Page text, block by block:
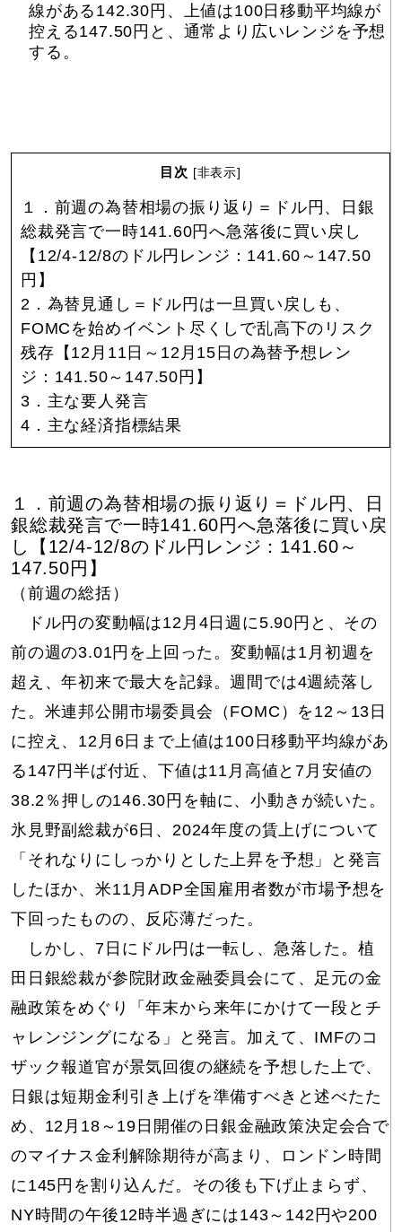
線がある142.30円、上値は100日移動平均線が
控える147.50円と、通常より広いレンジを予想
する。
目次 [非表示]
１．前週の為替相場の振り返り＝ドル円、日銀
総裁発言で一時141.60円へ急落後に買い戻し
【12/4-12/8のドル円レンジ：141.60～147.50
円】
2．為替見通し＝ドル円は一旦買い戻しも、
FOMCを始めイベント尽くしで乱高下のリスク
残存【12月11日～12月15日の為替予想レン
ジ：141.50～147.50円】
3．主な要人発言
4．主な経済指標結果
１．前週の為替相場の振り返り＝ドル円、日
銀総裁発言で一時141.60円へ急落後に買い戻
し【12/4-12/8のドル円レンジ：141.60～
147.50円】
（前週の総括）
ドル円の変動幅は12月4日週に5.90円と、その
前の週の3.01円を上回った。変動幅は1月初週を
超え、年初来で最大を記録。週間では4週続落し
た。米連邦公開市場委員会（FOMC）を12～13日
に控え、12月6日まで上値は100日移動平均線があ
る147円半ば付近、下値は11月高値と7月安値の
38.2％押しの146.30円を軸に、小動きが続いた。
氷見野副総裁が6日、2024年度の賃上げについて
「それなりにしっかりとした上昇を予想」と発言
したほか、米11月ADP全国雇用者数が市場予想を
下回ったものの、反応薄だった。
しかし、7日にドル円は一転し、急落した。植
田日銀総裁が参院財政金融委員会にて、足元の金
融政策をめぐり「年末から来年にかけて一段とチ
ャレンジングになる」と発言。加えて、IMFのコ
ザック報道官が景気回復の継続を予想した上で、
日銀は短期金利引き上げを準備すべきと述べたた
め、12月18～19日開催の日銀金融政策決定会合で
のマイナス金利解除期待が高まり、ロンドン時間
に145円を割り込んだ。その後も下げ止まらず、
NY時間の午後12時半過ぎには143～142円や200